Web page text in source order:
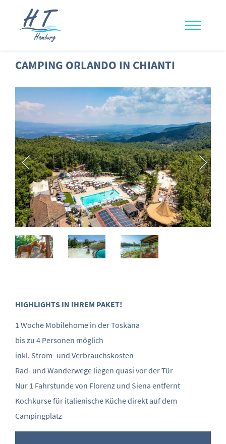
CAMPING ORLANDO IN CHIANTI
HIGHLIGHTS IN IHREM PAKET!
1 Woche Mobilehome in der Toskana
bis zu 4 Personen möglich
inkl. Strom- und Verbrauchskosten
Rad- und Wanderwege liegen quasi vor der Tür
Nur 1 Fahrstunde von Florenz und Siena entfernt
Kochkurse für italienische Küche direkt auf dem
Campingplatz